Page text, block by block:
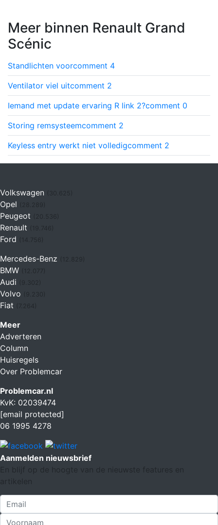
Meer binnen Renault Grand
Scénic
Standlichten voorcomment 4
Ventilator viel uitcomment 2
Iemand met update ervaring R link 2?comment 0
Storing remsysteemcomment 2
Keyless entry werkt niet volledigcomment 2
Volkswagen (30.625)
Opel
Peugeot (20.536)
Renault (19.746)
Ford (14.756)
Mercedes-Benz
BMW
Audi
Volvo
Fiat (7.264)
Meer
Adverteren
Column
Huisregels
Over Problemcar
Problemcar.nl
KvK: 02039474
[email protected]
06 1995 4278
Aanmelden nieuwsbrief
En blijf op de hoogte van de nieuwste features en
artikelen